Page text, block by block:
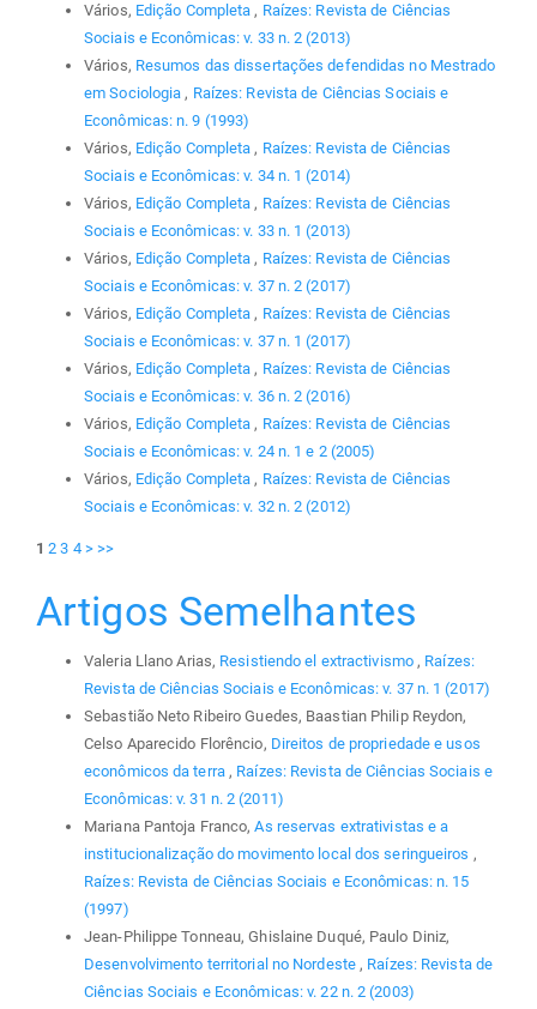
Vários, Edição Completa, Raízes: Revista de Ciências
Sociais e Econômicas: v. 33 n. 2 (2013)
Vários, Resumos das dissertações defendidas no Mestrado
em Sociologia, Raízes: Revista de Ciências Sociais e
Econômicas: n. 9 (1993)
Vários, Edição Completa, Raízes: Revista de Ciências
Sociais e Econômicas: v. 34 n. 1 (2014)
Vários, Edição Completa, Raízes: Revista de Ciências
Sociais e Econômicas: v. 33 n. 1 (2013)
Vários, Edição Completa, Raízes: Revista de Ciências
Sociais e Econômicas: v. 37 n. 2 (2017)
Vários, Edição Completa, Raízes: Revista de Ciências
Sociais e Econômicas: v. 37 n. 1 (2017)
Vários, Edição Completa, Raízes: Revista de Ciências
Sociais e Econômicas: v. 36 n. 2 (2016)
Vários, Edição Completa, Raízes: Revista de Ciências
Sociais e Econômicas: v. 24 n. 1 e 2 (2005)
Vários, Edição Completa, Raízes: Revista de Ciências
Sociais e Econômicas: v. 32 n. 2 (2012)
1 2 3 4 > >>
Artigos Semelhantes
Valeria Llano Arias, Resistiendo el extractivismo, Raízes:
Revista de Ciências Sociais e Econômicas: v. 37 n. 1 (2017)
Sebastião Neto Ribeiro Guedes, Baastian Philip Reydon,
Celso Aparecido Florêncio, Direitos de propriedade e usos
econômicos da terra , Raízes: Revista de Ciências Sociais e
Econômicas: v. 31 n. 2 (2011)
Mariana Pantoja Franco,As reservas extrativistas e a
institucionalização do movimento local dos seringueiros ,
Raízes: Revista de Ciências Sociais e Econômicas: n. 15
(1997)
Jean-Philippe Tonneau, Ghislaine Duqué, Paulo Diniz,
Desenvolvimento territorial no Nordeste, Raízes: Revista de
Ciências Sociais e Econômicas: v. 22 n. 2 (2003)